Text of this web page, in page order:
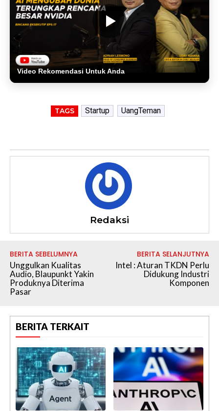
Video Rekomendasi Untuk Anda
TAGS Startup UangTeman
Redaksi
BERITA SEBELUMNYA
Unggulkan Kualitas
Audio, Blaupunkt Yakin
Produknya Diterima
Pasar
BERITA SELANJUTNYA
Intel : Aturan TKDN Perlu
Didukung Industri
Komponen
BERITA TERKAIT